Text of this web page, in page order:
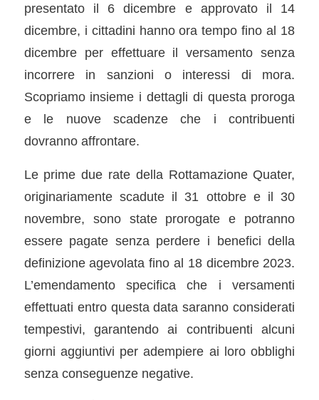
presentato il 6 dicembre e approvato il 14
dicembre, i cittadini hanno ora tempo fino al 18
dicembre per effettuare il versamento senza
incorrere in sanzioni o interessi di mora.
Scopriamo insieme i dettagli di questa proroga
e le nuove scadenze che i contribuenti
dovranno affrontare.
Le prime due rate della Rottamazione Quater,
originariamente scadute il 31 ottobre e il 30
novembre, sono state prorogate e potranno
essere pagate senza perdere i benefici della
definizione agevolata fino al 18 dicembre 2023.
L’emendamento specifica che i versamenti
effettuati entro questa data saranno considerati
tempestivi, garantendo ai contribuenti alcuni
giorni aggiuntivi per adempiere ai loro obblighi
senza conseguenze negative.